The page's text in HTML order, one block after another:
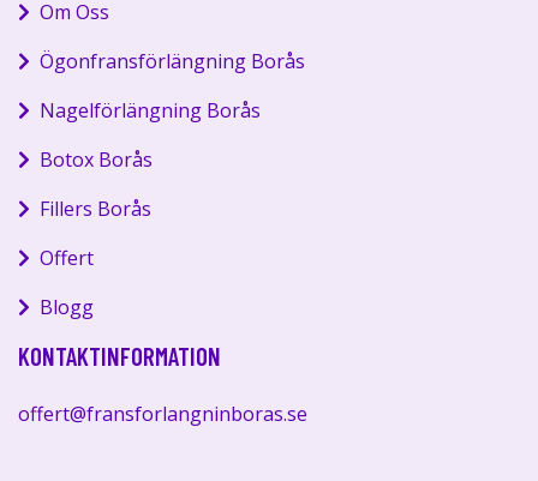
Om Oss
Ögonfransförlängning Borås
Nagelförlängning Borås
Botox Borås
Fillers Borås
Offert
Blogg
KONTAKTINFORMATION
offert@fransforlangninboras.se